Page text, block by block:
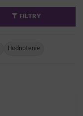
FILTRY
Hodnotenie